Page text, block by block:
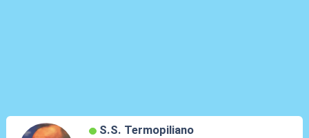
S.S. Termopiliano